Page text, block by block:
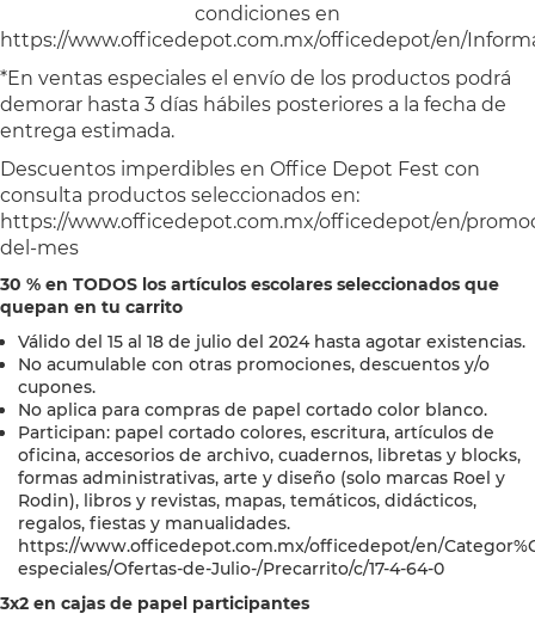
condiciones en
https://www.officedepot.com.mx/officedepot/en/
*En ventas especiales el envío de los productos podrá
demorar hasta 3 días hábiles posteriores a la fecha de
entrega estimada.
Descuentos imperdibles en Office Depot Fest con
consulta productos seleccionados en:
https://www.officedepot.com.mx/officedepot/en/
del-mes
30 % en TODOS los artículos escolares seleccionados que
quepan en tu carrito
Válido del 15 al 18 de julio del 2024 hasta agotar existencias.
No acumulable con otras promociones, descuentos y/o
cupones.
No aplica para compras de papel cortado color blanco.
Participan: papel cortado colores, escritura, artículos de
oficina, accesorios de archivo, cuadernos, libretas y blocks,
formas administrativas, arte y diseño (solo marcas Roel y
Rodin), libros y revistas, mapas, temáticos, didácticos,
regalos, fiestas y manualidades.
https://www.officedepot.com.mx/officedepot/en/
especiales/Ofertas-de-Julio-/Precarrito/c/17-4-64-0
3x2 en cajas de papel participantes